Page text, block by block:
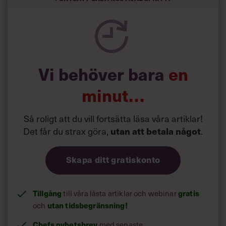
Vi behöver bara en
minut…
Så roligt att du vill fortsätta läsa våra artiklar!
Det får du strax göra, utan att betala något.
Skapa ditt gratiskonto
Tillgångtill våra låsta artiklar och webinargratis
och utan tidsbegränsning!